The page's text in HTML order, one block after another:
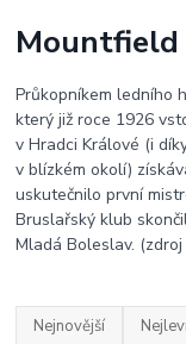
Mountfield
Průkopníkem ledního
který již roce 1926
v Hradci Králové (i
v blízkém okolí)
uskutečnilo první
Bruslařský klub
Mladá Boleslav. (zdroj
Nejnovější